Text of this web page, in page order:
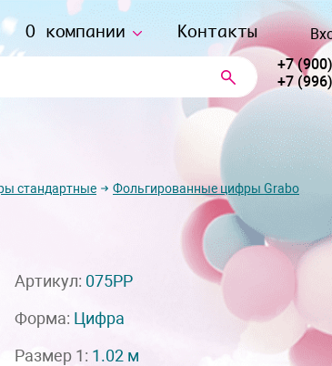
О компании Контакты
+7
+7
стандартные
Фольгированные цифры Grabo
Артикул: 075PP
Форма: Цифра
Размер 1: 1.02 м